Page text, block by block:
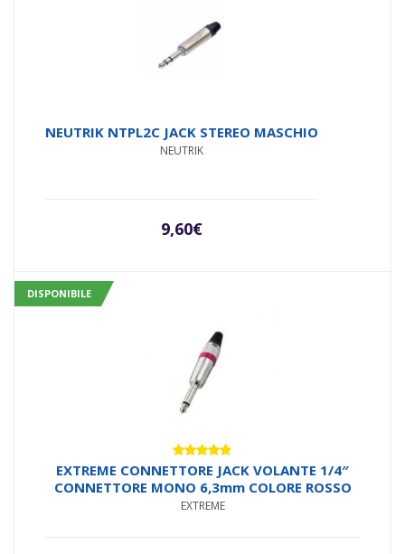
NEUTRIK NTPL2C JACK STEREO MASCHIO
NEUTRIK
9,60€
DISPONIBILE
Valutato
4.71su 5
EXTREME CONNETTORE JACK VOLANTE 1/4″
CONNETTORE MONO 6,3mm COLORE ROSSO
EXTREME